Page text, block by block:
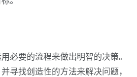
必要的流程来做出明智的决策。
寻找创造性的方法来解决问题，